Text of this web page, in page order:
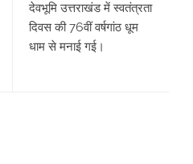
देवभूमि उत्तराखंड में स्वतंत्रता
दिवस की 76वीं वर्षगांठ धूम
धाम से मनाई गई।